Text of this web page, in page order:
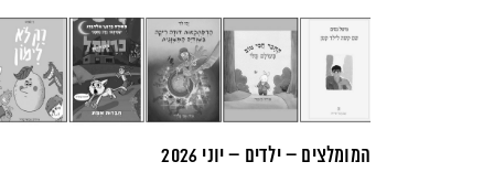
המומלצים – ילדים – יוני 2026